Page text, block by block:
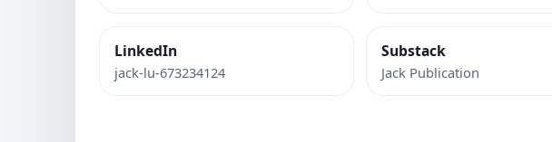
LinkedIn
jack-lu-673234124
Substack
Jack Publication